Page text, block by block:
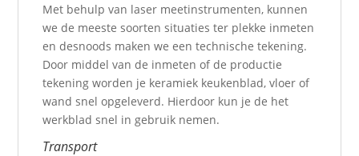
Met behulp van laser meetinstrumenten, kunnen
we de meeste soorten situaties ter plekke inmeten
en desnoods maken we een technische tekening.
Door middel van de inmeten of de productie
tekening worden je keramiek keukenblad, vloer of
wand snel opgeleverd. Hierdoor kun je de het
werkblad snel in gebruik nemen.
Transport